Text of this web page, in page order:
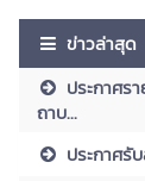
ข่าวล่าสุด
ประกาศร
ถาบ...
ประกาศรั